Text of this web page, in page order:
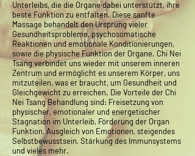
Unterleibs, die die Organe dabei unterstützt, ihre
beste Funktion zu entfalten. Diese sanfte
Massage behandelt den Ursprung vieler
Gesundheitsprobleme, psychosomatische
Reaktionen und emotionale Konditionierungen,
sowie die physische Funktion der Organe. Chi Nei
Tsang verbindet uns wieder mit unserem inneren
Zentrum und ermöglicht es unserem Körper, uns
mitzuteilen, was er braucht, um Gesundheit und
Gleichgewicht zu erreichen. Die Vorteile der Chi
Nei Tsang Behandlung sind: Freisetzung von
physischer, emotionaler und energetischer
Stagnation im Unterleib, Förderung der Organ
Funktion, Ausgleich von Emotionen, steigendes
Selbstbewusstsein, Stärkung des Immunsystems
und vieles mehr.